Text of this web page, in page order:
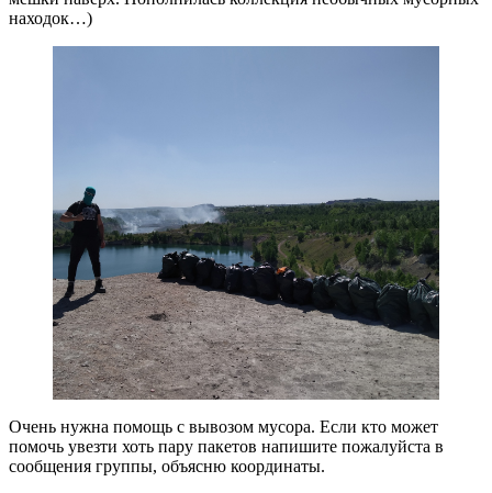
находок…)
Очень нужна помощь с вывозом мусора. Если кто может
помочь увезти хоть пару пакетов напишите пожалуйста в
сообщения группы, объясню координаты.